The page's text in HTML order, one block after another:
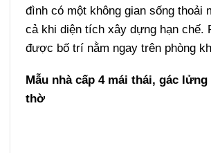
đình có một không gian sống thoải
cả khi diện tích xây dựng hạn chế.
được bố trí nằm ngay trên phòng
Mẫu nhà cấp 4 mái thái, gác
thờ